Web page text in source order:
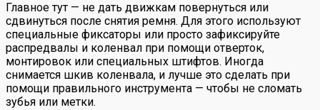
Главное тут — не дать движкам повернуться или
сдвинуться после снятия ремня. Для этого используют
специальные фиксаторы или просто зафиксируйте
распредвалы и коленвал при помощи отверток,
монтировок или специальных штифтов. Иногда
снимается шкив коленвала, и лучше это сделать при
помощи правильного инструмента — чтобы не сломать
зубья или метки.